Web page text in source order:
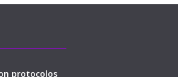
protocolos